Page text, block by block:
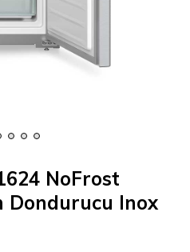
NoFrost
Dondurucu Inox